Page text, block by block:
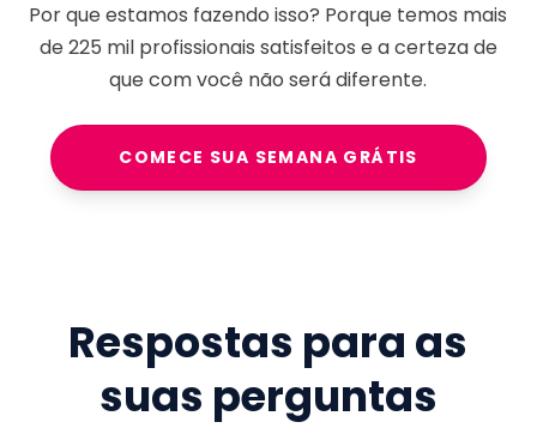
Por que estamos fazendo isso? Porque temos mais
de225 milprofissionais satisfeitos e a certeza de
que com você não será diferente.
COMECE SUA SEMANA GRÁTIS
Respostas para as
suas perguntas